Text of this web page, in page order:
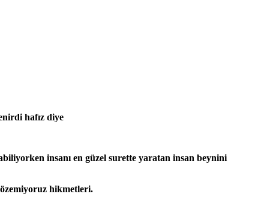
hafız diye
insanı en güzel surette yaratan insan beynini
hikmetleri.